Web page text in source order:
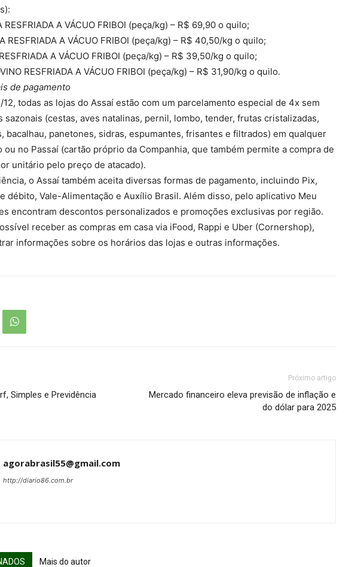
RESFRIADA A VÁCUO FRIBOI (peça/kg) – R$ 69,90 o quilo;
RESFRIADA A VÁCUO FRIBOI (peça/kg) – R$ 40,50/kg o quilo;
A VÁCUO FRIBOI (peça/kg) – R$ 39,50/kg o quilo;
RESFRIADA A VÁCUO FRIBOI (peça/kg) – R$ 31,90/kg o quilo.
de pagamento
12, todas as lojas do Assaí estão com um parcelamento especial de 4x sem
sazonais (cestas, aves natalinas, pernil, lombo, tender, frutas cristalizadas,
bacalhau, panetones, sidras, espumantes, frisantes e filtrados) em qualquer
ou no Passaí (cartão próprio da Companhia, que também permite a compra de
unitário pelo preço de atacado).
o Assaí também aceita diversas formas de pagamento, incluindo Pix,
débito, Vale-Alimentação e Auxílio Brasil. Além disso, pelo aplicativo Meu
encontram descontos personalizados e promoções exclusivas por região.
receber as compras em casa via iFood, Rappi e Uber (Cornershop),
informações sobre os horários das lojas e outras informações.
Simples e Previdência
Próximo artigo
Mercado financeiro eleva previsão de inflação e
do dólar para 2025
agorabrasil55@gmail.com
http://diario86.com.br
Mais do autor